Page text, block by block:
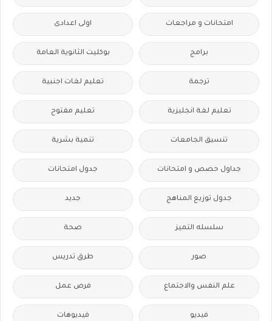
امتحانات و مراجعات اولى اعدادى
برامج بوكليت الثانوية العامة
ترجمة تعليم لغات اجنبية
تعليم لغة انجليزية تعليم مفتوح
تنسيق الجامعات تنمية بشرية
جداول حصص و امتحانات جدول امتحانات
جدول توزيع المناهج جديد
سلسله التميز صحة
صور طرق تدريس
علم النفس والاجتماع فرص عمل
فيديو فيديوهات